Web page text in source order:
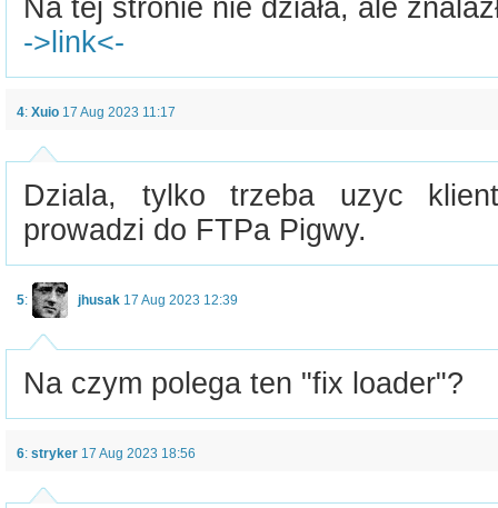
Na tej stronie nie działa, ale
->link<-
4: Xuio 17 Aug 2023 11:17
Dziala, tylko trzeba uzyc
prowadzi do FTPa Pigwy.
5: jhusak 17 Aug 2023 12:39
Na czym polega ten "fix loader"?
6: stryker 17 Aug 2023 18:56